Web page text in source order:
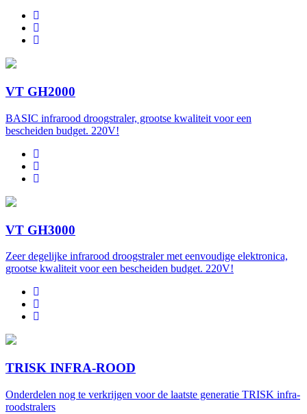
VT GH2000
BASIC infrarood droogstraler, grootse kwaliteit voor een
bescheiden budget. 220V!
VT GH3000
Zeer degelijke infrarood droogstraler met eenvoudige elektronica,
grootse kwaliteit voor een bescheiden budget. 220V!
TRISK INFRA-ROOD
Onderdelen nog te verkrijgen voor de laatste generatie TRISK infra-
roodstralers